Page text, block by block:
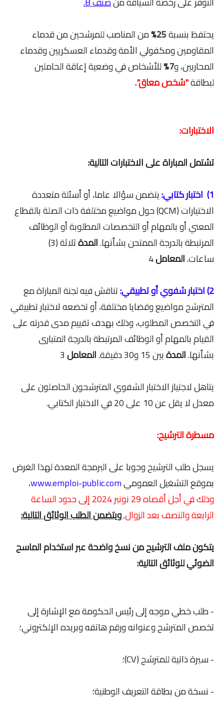
يحتفظ بنسبة
من المناصب للمرشحين من قدماء
المقاومين ومكفولي الأمة وقدماء العسكريين وقدماء
المحاربين، و7% للأشخاص في وضعية إعاقة الحاملين
لبطاقة"شخص معاق".
الاختبارات:
تشتمل المباراة على الاختبارات التالية:
1) اختبار كتابي:
يتضمن سؤالا عاما، أو أسئلة متعددة
الاختيارات (QCM) حول مواضيع مختلفة ذات الصلة بالقطاع
المعني أو بالمهام أو التخصصات المطلوبة أو الوظائف
المرتبطة بالدرجة الممتحن بشأنها.المدة
ثلاثة (3)
ساعات.المعامل
2) اختبار شفوي أو تطبيقي:تناقش فيه لجنة المباراة مع
المترشح مواضيع وقضايا مختلفة، أو تخضعه لاختبار تطبيقي
في التخصص المطلوب، وذلك بهدف تقييم مدى قدرته على
القيام بالمهام أو الوظائف المرتبطة بالدرجة المتبارى
بشأنها.المدةبين 15 و30 دقيقة. المعامل
يتاهل لاجتياز الاختبار الشفوي المترشحون الحاصلون على
معدل لا يقل عن 10 على 20 في الاختبار الكتابي.
مسطرة الترشيح:
يسجل طلب الترشيح وجوبا على البرمجة المعدة لهذا الغرض
بموقع التشغيل العمومي
،
وذلك في أجل أقصاه 29 نونبر 2024 إلى حدود الساعة
الرابعة والنصف بعد الزوال.ويتضمن الطلب الوثائق التالية:
يتكون ملف الترشيح من نسخ واضحة عبر استخدام الماسح
الضوئي للوثائق التالية:
- طلب خطي موجه إلى رئيس الحكومة مع الإشارة إلى
تخصص المترشح وعنوانه ورقم هاتفه وبريده الإلكتروني؛
- سيرة ذاتية للمترشح (CV)؛
- نسخة من بطاقة التعريف الوطنية؛